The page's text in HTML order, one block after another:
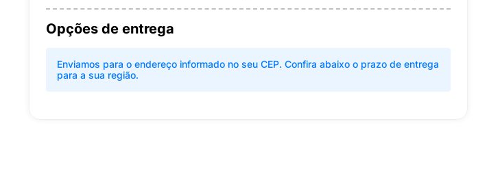
Opções de entrega
Enviamos para o endereço informado no seu CEP. Confira abaixo o prazo de entrega
para a sua região.